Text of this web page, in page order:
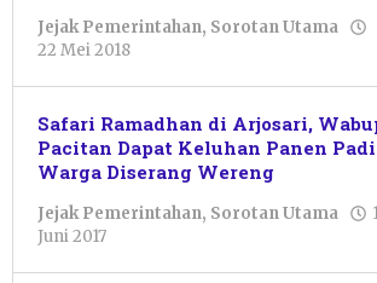
Jejak Pemerintahan, Sorotan Utama
22 Mei 2018
Safari Ramadhan di Arjosari,
Pacitan Dapat Keluhan Panen Padi
Warga Diserang Wereng
Jejak Pemerintahan, Sorotan Utama
Juni 2017